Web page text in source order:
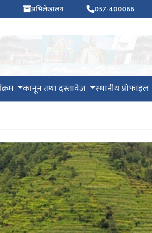
अभिलेखालय 057-400066
कानून तथा दस्तावेज स्थानीय प्रोफाइल